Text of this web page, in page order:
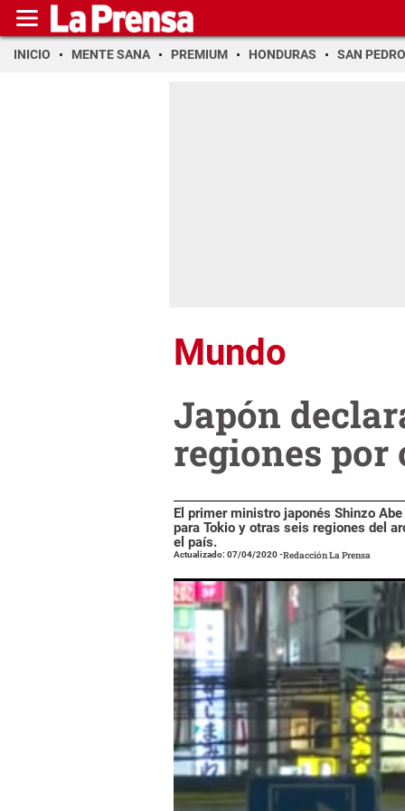
INICIO MENTE SANA PREMIUM HONDURAS SAN PEDRO
Mundo
Japón
regiones
El primer ministro japonés Shinzo
para Tokio y otras seis regiones del
el país.
Actualizado: 07/04/2020-Redacción La Prensa